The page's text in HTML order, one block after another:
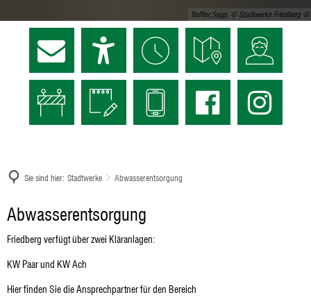
Treffler;Sepp, © Stadtwerke Friedberg
Sie sind hier: Stadtwerke Abwasserentsorgung
Abwasserentsorgung
Abwasserentsorgung
Friedberg verfügt über zwei Kläranlagen:
KW Paar und KW Ach
Hier finden Sie die Ansprechpartner für den Bereich